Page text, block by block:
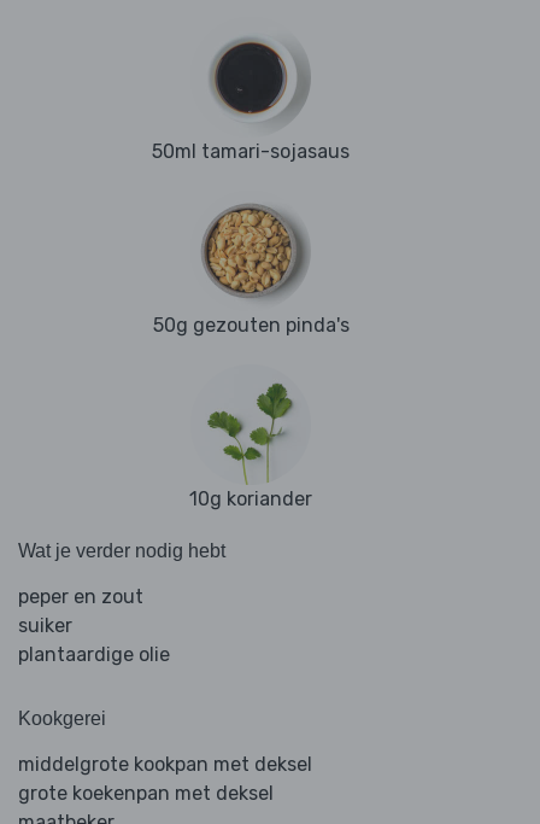
50ml tamari-sojasaus
50g gezouten pinda's
10g koriander
Wat je verder nodig hebt
peper en zout
suiker
plantaardige olie
Kookgerei
middelgrote kookpan met deksel
grote koekenpan met deksel